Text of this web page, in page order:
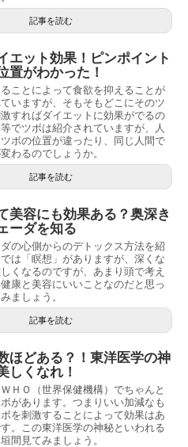
記事を読む
エット効果！ピンポイント
置がわかった！
ことによって食欲を抑えることが
いますが、そもそもどこにそのツ
すればダイエットに効果がでるの
でツボは紹介されていますが、人
ボの位置が違ったり、同じ人間で
わるのでしょうか。
記事を読む
美容にも効果ある？奥深き
ーダを知る
の心側からのデトックス方法を紹
は「瞑想」がありますが、深くな
くなるのですが、あまり頭で考え
康と美容にいいことなのだと思っ
ましょう。
記事を読む
ほどある？！東洋医学の神
しくなれ！
ＨＯ（世界保健機構）でちゃんと
があります。つまりいい加減なも
を刺激することによって効果はあ
。この東洋医学の神秘といわれる
間見てみましょう。